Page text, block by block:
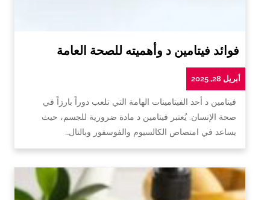
فوائد فيتامين د وأهميته للصحة العامة
أبريل 28, 2025
فيتامين د أحد الفيتامينات الهامة التي تلعب دوراً بارزاً في
صحة الإنسان. يُعتبر فيتامين د مادة ضرورية للجسم، حيث
يساعد في امتصاص الكالسيوم والفوسفور وبالتال…